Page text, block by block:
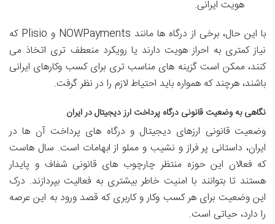
هویت ایرانی.
با این حال، برخی از درگاه ها مانند NOWPayments و Plisio که
نیاز کمتری به احراز هویت دارند یا رویکرد منعطف تری اتخاذ می
کنند، ممکن است گزینه های مناسب تری برای کسب وکارهای ایرانی
باشند، هرچند که همواره باید احتیاط لازم را در نظر گرفت.
نگاهی به وضعیت قانونی درگاه پرداخت ارز دیجیتال در ایران
وضعیت قانونی ارزهای دیجیتال و درگاه های پرداخت آن ها در
ایران، داستانی پر فراز و نشیب و مملو از ابهامات است. سال هاست
که فعالان این حوزه منتظر چارچوب های قانونی شفاف و پایدار
هستند تا بتوانند با امنیت خاطر بیشتری به فعالیت بپردازند. درک
این وضعیت برای هر کسب وکار و کاربری که قصد ورود به این عرصه
را دارد، حیاتی است.